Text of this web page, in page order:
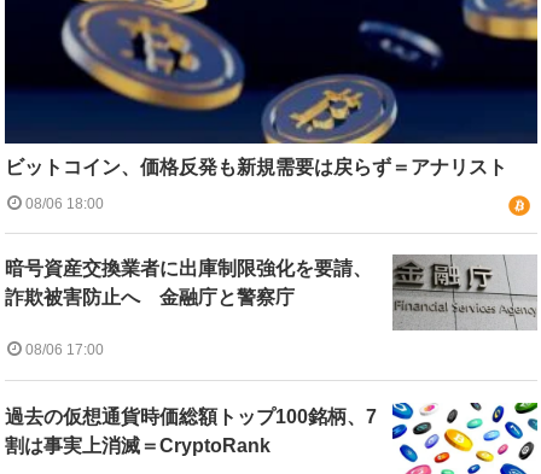
ビットコイン、価格反発も新規需要は戻らず＝アナリスト
08/06 18:00
暗号資産交換業者に出庫制限強化を要請、
詐欺被害防止へ 金融庁と警察庁
08/06 17:00
過去の仮想通貨時価総額トップ100銘柄、7
割は事実上消滅＝CryptoRank